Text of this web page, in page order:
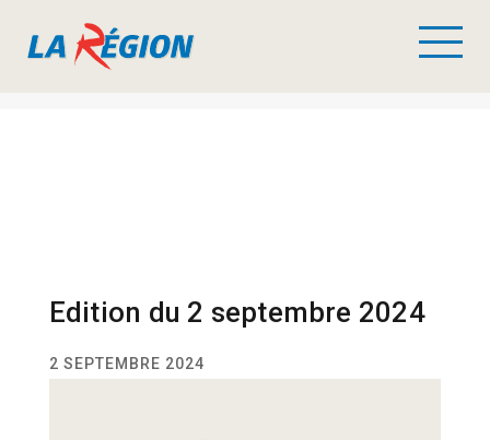
Edition du 2 septembre 2024
2 SEPTEMBRE 2024